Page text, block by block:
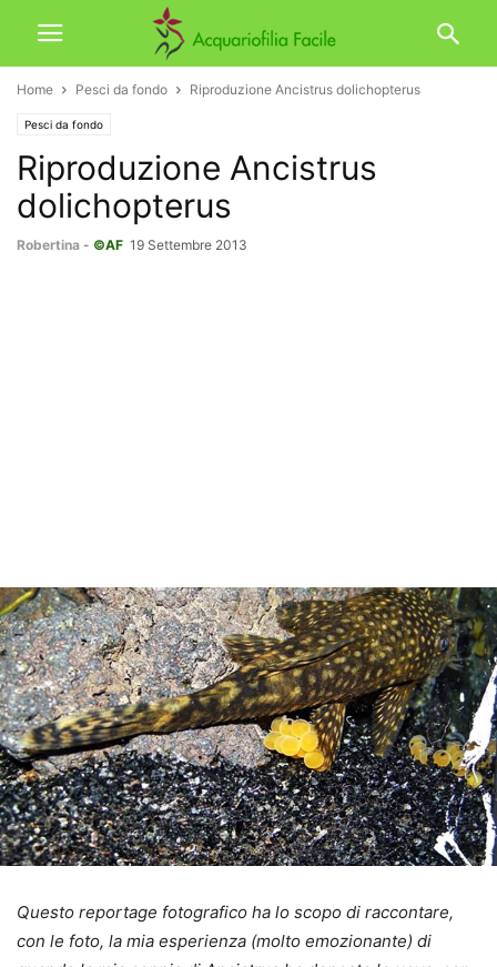
Home Pesci da fondo Riproduzione Ancistrus dolichopterus
Pesci da fondo
Riproduzione Ancistrus
dolichopterus
Robertina - ©AF 19 Settembre 2013
Questo reportage fotografico ha lo scopo di raccontare,
con le foto, la mia esperienza (molto emozionante) di